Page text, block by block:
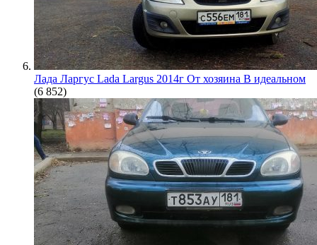
Лада Ларгус Lada Largus 2014г От хозяина В идеальном
(6 852)